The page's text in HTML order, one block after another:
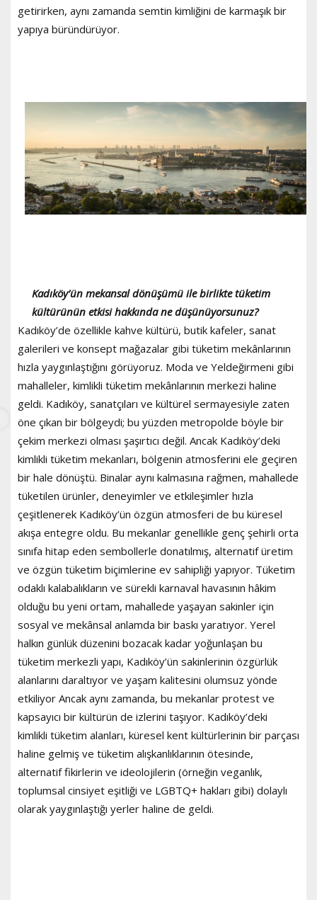
getirirken, aynı zamanda semtin kimliğini de karmaşık bir
yapıya büründürüyor.
Kadıköy’ün mekansal dönüşümü ile birlikte tüketim
kültürünün etkisi hakkında ne düşünüyorsunuz?
Kadıköy’de özellikle kahve kültürü, butik kafeler, sanat
galerileri ve konsept mağazalar gibi tüketim mekânlarının
hızla yaygınlaştığını görüyoruz. Moda ve Yeldeğirmeni gibi
mahalleler, kimlikli tüketim mekânlarının merkezi haline
geldi. Kadıköy, sanatçıları ve kültürel sermayesiyle zaten
öne çıkan bir bölgeydi; bu yüzden metropolde böyle bir
çekim merkezi olması şaşırtıcı değil. Ancak Kadıköy’deki
kimlikli tüketim mekanları, bölgenin atmosferini ele geçiren
bir hale dönüştü. Binalar aynı kalmasına rağmen, mahallede
tüketilen ürünler, deneyimler ve etkileşimler hızla
çeşitlenerek Kadıköy’ün özgün atmosferi de bu küresel
akışa entegre oldu. Bu mekanlar genellikle genç şehirli orta
sınıfa hitap eden sembollerle donatılmış, alternatif üretim
ve özgün tüketim biçimlerine ev sahipliği yapıyor. Tüketim
odaklı kalabalıkların ve sürekli karnaval havasının hâkim
olduğu bu yeni ortam, mahallede yaşayan sakinler için
sosyal ve mekânsal anlamda bir baskı yaratıyor. Yerel
halkın günlük düzenini bozacak kadar yoğunlaşan bu
tüketim merkezli yapı, Kadıköy’ün sakinlerinin özgürlük
alanlarını daraltıyor ve yaşam kalitesini olumsuz yönde
etkiliyor Ancak aynı zamanda, bu mekanlar protest ve
kapsayıcı bir kültürün de izlerini taşıyor. Kadıköy’deki
kimlikli tüketim alanları, küresel kent kültürlerinin bir parçası
haline gelmiş ve tüketim alışkanlıklarının ötesinde,
alternatif fikirlerin ve ideolojilerin (örneğin veganlık,
toplumsal cinsiyet eşitliği ve LGBTQ+ hakları gibi) dolaylı
olarak yaygınlaştığı yerler haline de geldi.